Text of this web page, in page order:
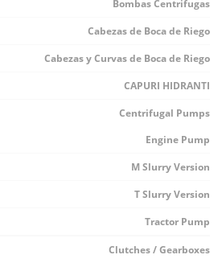
Bombas Centrifugas
Cabezas de Boca de Riego
Cabezas y Curvas de Boca de Riego
CAPURI HIDRANTI
Centrifugal Pumps
Engine Pump
M Slurry Version
T Slurry Version
Tractor Pump
Clutches / Gearboxes